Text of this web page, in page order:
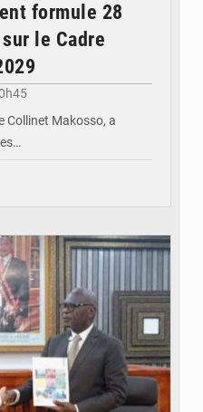
formule 28
le Cadre
Collinet Makosso, a